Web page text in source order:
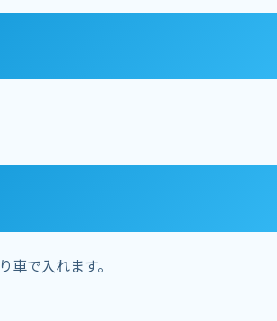
で入れます。